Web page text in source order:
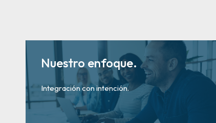
Nuestro enfoque.
Integración con intención.